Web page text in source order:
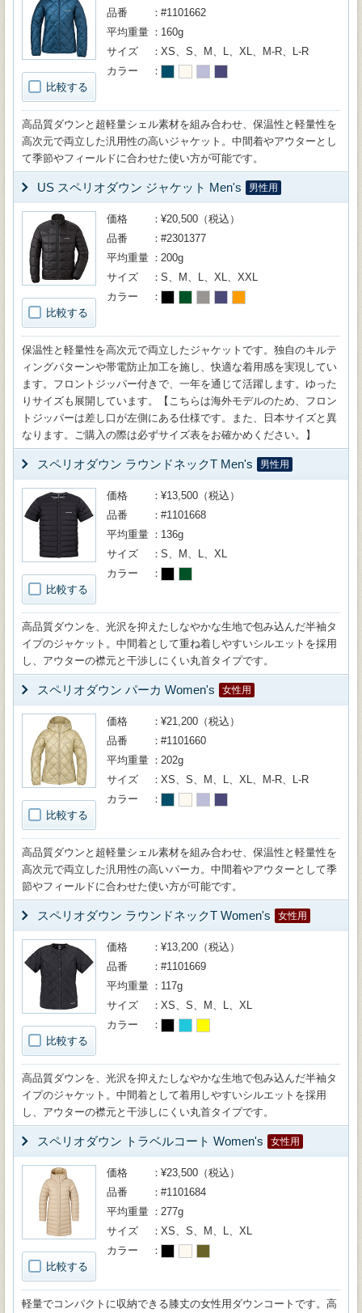
比較する
品番
#1101662
平均重量
160g
サイズ
XS、S、M、L、XL、M-R、L-R
カラー
高品質ダウンと超軽量シェル素材を組み合わせ、保温性と軽量性を
高次元で両立した汎用性の高いジャケット。中間着やアウターとし
て季節やフィールドに合わせた使い方が可能です。
US スペリオダウン ジャケット Men's 男性用
比較する
価格
¥20,500（税込）
品番
#2301377
平均重量
200g
サイズ
S、M、L、XL、XXL
カラー
保温性と軽量性を高次元で両立したジャケットです。独自のキルテ
ィングパターンや帯電防止加工を施し、快適な着用感を実現してい
ます。フロントジッパー付きで、一年を通じて活躍します。ゆった
りサイズも展開しています。【こちらは海外モデルのため、フロン
トジッパーは差し口が左側にある仕様です。また、日本サイズと異
なります。ご購入の際は必ずサイズ表をお確かめください。】
スペリオダウン ラウンドネックT Men's 男性用
比較する
価格
¥13,500（税込）
品番
#1101668
平均重量
136g
サイズ
S、M、L、XL
カラー
高品質ダウンを、光沢を抑えたしなやかな生地で包み込んだ半袖タ
イプのジャケット。中間着として重ね着しやすいシルエットを採用
し、アウターの襟元と干渉しにくい丸首タイプです。
スペリオダウン パーカ Women's 女性用
比較する
価格
¥21,200（税込）
品番
#1101660
平均重量
202g
サイズ
XS、S、M、L、XL、M-R、L-R
カラー
高品質ダウンと超軽量シェル素材を組み合わせ、保温性と軽量性を
高次元で両立した汎用性の高いパーカ。中間着やアウターとして季
節やフィールドに合わせた使い方が可能です。
スペリオダウン ラウンドネックT Women's 女性用
比較する
価格
¥13,200（税込）
品番
#1101669
平均重量
117g
サイズ
XS、S、M、L、XL
カラー
高品質ダウンを、光沢を抑えたしなやかな生地で包み込んだ半袖タ
イプのジャケット。中間着として着用しやすいシルエットを採用
し、アウターの襟元と干渉しにくい丸首タイプです。
スペリオダウン トラベルコート Women's 女性用
比較する
価格
¥23,500（税込）
品番
#1101684
平均重量
277g
サイズ
XS、S、M、L、XL
カラー
軽量でコンパクトに収納できる膝丈の女性用ダウンコートです。高